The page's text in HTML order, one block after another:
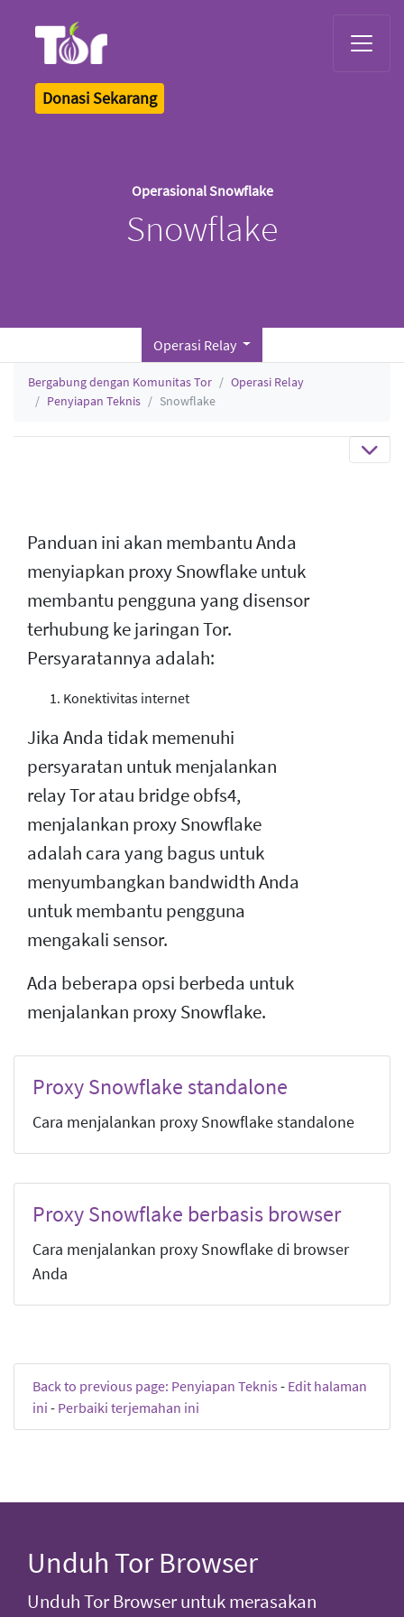
Donasi Sekarang
Operasional Snowflake
Snowflake
Operasi Relay
Bergabung dengan Komunitas Tor
Operasi Relay
Penyiapan Teknis
Snowflake
Panduan ini akan membantu Anda
menyiapkan proxy Snowflake untuk
membantu pengguna yang disensor
terhubung ke jaringan Tor.
Persyaratannya adalah:
Konektivitas internet
Jika Anda tidak memenuhi
persyaratan untuk menjalankan
relay Tor atau bridge obfs4,
menjalankan proxy Snowflake
adalah cara yang bagus untuk
menyumbangkan bandwidth Anda
untuk membantu pengguna
mengakali sensor.
Ada beberapa opsi berbeda untuk
menjalankan proxy Snowflake.
Proxy Snowflake standalone
Cara menjalankan proxy Snowflake standalone
Proxy Snowflake berbasis browser
Cara menjalankan proxy Snowflake di browser
Anda
Back to previous page: Penyiapan Teknis - Edit halaman
ini - Perbaiki terjemahan ini
Unduh Tor Browser
Unduh Tor Browser untuk merasakan